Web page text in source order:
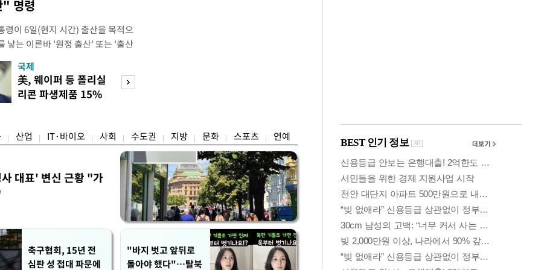
" 명령
령이 6일(현지 시간) 출산을 목적으
낳는 이른바 '원정 출산' 또는 '출산
다. 트럼프 대통령은 이날 백악관
을 포함해 출생시민권을 제한하기
서명했다. 행정명령은 ▲미국 영토
국인이 비이민 비자를 통해
국제
美, 웨이퍼 등 폴리실
리콘 파생제품 15%
산업 IT·바이오 사회 수도권 지방 문화 스포츠 연예
대표' 변신 근황 "가
축구협회, 15년 전
심판 성 접대 파문에
"바지 벗고 앞뒤로
돌아야 했다"…탈북